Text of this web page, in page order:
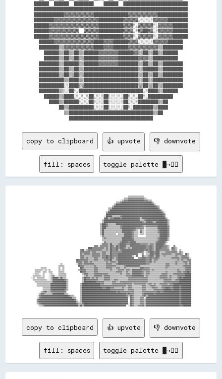
██████  ██████  ████████    ██████  ██████████████████████████
██████████████████████████████████████████████████████████████
████████████▓▓▓▓▓▓▓▓▓▓▓▓██████████████▓▓▓▓▓▓▓▓▓▓▓▓████████████
████████▓▓▓▓▓▓▓▓▓▓▓▓▓▓▓▓▓▓██████████▓▓▓▓▓▓░░░░░░▓▓▓▓▓▓████████
██████▓▓▓▓▓▓▓▓▓▓▓▓▓▓▓▓▓▓▓▓██████████▓▓▓▓░░▓▓▓▓▓▓░░▓▓▓▓▓▓██████
██████▓▓▓▓▓▓▓▓▓▓▓▓  ▓▓▓▓▓▓██████████▓▓▓▓░░▓▓██▓▓░░▓▓▓▓▓▓██████
██████▓▓▓▓▓▓▓▓▓▓▓▓▓▓▓▓▓▓▓▓██████████▓▓▓▓░░▓▓▓▓▓▓░░▓▓▓▓▓▓██████
  ██████▓▓▓▓▓▓▓▓▓▓▓▓▓▓▓▓████▓▓▓▓██████▓▓▓▓░░░░░░▓▓▓▓▓▓██████
  ████████▒▒▓▓▓▓▓▓▓▓▓▓▓▓████▓▓▓▓██████▓▓▓▓▓▓▓▓▓▓▓▓▒▒████████
    ██████▒▒██▒▒██▒▒██████▓▓▓▓▓▓▓▓██████▓▓▒▒██▒▒██▒▒██████
    ██████▒▒██▒▒██▒▒██████▓▓▓▓▓▓▓▓████████▓▓▓▓▒▒██████████
  ████████▒▒██████▒▒██████▓▓▓▓▓▓▓▓████████▒▒██▒▒██▒▒████████
  ████████▒▒██▒▒██▒▒██████████████████████▒▒██████▒▒████████
  ████████▒▒██▒▒██▒▒██████████████████████▒▒██▒▒██▒▒████████
  ██████████▒▒████▒▒██████████████████████▒▒██▒▒████████████
  ██████████░░████▒▒██████████████████████▒▒██▒▒██▒▒████████
  ████████▒▒░░██░░██████████████████████████░░████▒▒██████
    ██████▒▒████░░░░░░██░░░░██░░░░░░██░░░░██░░██████████
      ████▒▒██████░░░░██░░░░██░░░░░░██░░░░████████▒▒██
          ██▒▒██████████░░░░██░░░░░░██░░████████▒▒████
            ▒▒██████████████████████████████████▒▒██
copy to clipboard 👍 upvote 👎 downvote
fill: spaces toggle palette ▓→✊🏽
                                                                                              ▒▒▒▒▓▓▓▓▓▓▓▓▓▓▓▓▓▓▓▓▒▒░░
                                                                                          ░░▒▒▓▓▓▓████████████████▓▓▓▓▒▒▒▒
                                                                                      ▒▒▒▒▓▓██████████████████████████████▒▒
                                                                                    ▒▒██████████████████████████████████████▒▒
                                                                                  ▒▒██████████████████████████████████████████▓▓▒▒
                                                                              ▒▒▒▒██████████████████████████████████████████████▓▓
                                                                              ▒▒██████████████████████████████████████████████████▓▓░░
                                                                            ▒▒██████████████████████████████████████████████████████▓▓░░
                                                                            ██████████████████████████████████████████████████████████▓▓
                                                                          ░░██████▒▒▒▒▒▒▒▒▓▓██████████████████████████████████████████▓▓
                                                                          ▓▓██▒▒▓▓▓▓██████▓▓██████████████████▒▒████████████████████████▒▒
                                                                        ▒▒████████████████████████████████████▒▒▒▒▓▓██████████████████████▒▒
                                                                        ▒▒██████████████████████████████████████▓▓▒▒██████▓▓▒▒████████████▒▒
                                                                      ▒▒████▓▓▒▒▒▒▒▒▒▒████████████████████████████████████████████████████▒▒
                                                                      ▒▒████▓▓▒▒▒▒▒▒▒▒▒▒▒▒▓▓████████████████████▓▓▒▒▓▓▓▓▓▓▓▓▓▓▓▓██████████▓▓
                                                                      ▒▒████▒▒▒▒▒▒▒▒▒▒▒▒▒▒▓▓██████████████▓▓▓▓▓▓▓▓░░▒▒▒▒▒▒▒▒▒▒▒▒██████████▓▓
                                                                      ▒▒██▒▒▒▒▒▒▒▒▒▒▒▒▒▒▒▒▒▒████████████▓▓▒▒░░▓▓▒▒░░▒▒▒▒▒▒▒▒▒▒▒▒▓▓████████▓▓
                                                                      ▒▒██▒▒▒▒▒▒▒▒▒▒▒▒▒▒▒▒▒▒██████████▓▓▒▒▒▒░░██▒▒░░▒▒▒▒▒▒▒▒▒▒▒▒▓▓████████▓▓
                                                                      ▒▒██▒▒▒▒▒▒▒▒▒▒▒▒  ▒▒▒▒▒▒████████▓▓▒▒▒▒░░▒▒▒▒░░▒▒▒▒▒▒▒▒▒▒▒▒▒▒████████▓▓
                                                                      ░░▓▓▒▒▒▒▒▒▒▒▒▒▒▒▒▒▒▒▒▒▒▒████████▓▓▒▒▒▒        ▒▒▒▒▒▒▒▒▒▒▒▒▒▒████████▓▓
                                                                        ▒▒▓▓▒▒▒▒▒▒▒▒▒▒▒▒▒▒▒▒██████████▓▓▒▒▒▒▒▒▒▒▒▒▒▒▒▒▒▒▒▒▒▒▒▒▒▒▓▓████████▒▒
                                                                        ▒▒▒▒▒▒▒▒▒▒▒▒▒▒▒▒▒▒▒▒████████████▒▒▒▒▒▒▒▒▒▒▒▒▒▒▒▒▒▒▒▒▒▒▒▒▓▓████████▒▒
                                                                        ░░▓▓▒▒▒▒▒▒▒▒▒▒▒▒▒▒▓▓██████▓▓██████▒▒▒▒▒▒▒▒▒▒▒▒▒▒▒▒▒▒▒▒▓▓████████▒▒
                                                                      ░░▓▓▓▓▓▓▒▒██▒▒▒▒▒▒▓▓██████▓▓▓▓██████████▓▓▓▓▓▓▓▓▒▒▓▓▓▓▒▒████████▓▓░░
                                                                ▓▓▓▓░░▓▓▓▓▓▓▓▓▒▒██▓▓▒▒██▓▓██████▒▒▒▒████████████████▓▓▓▓██▓▓▒▒████████▓▓▓▓▒▒    ▓▓
                                                          ████▓▓▓▓▓▓▓▓▓▓▓▓▒▒▓▓▒▒██▓▓▓▓██▓▓████▓▓▒▒▓▓▒▒██████████████▓▓▓▓██▓▓▒▒██████▓▓▓▓▓▓▒▒  ██▓▓▒▒
                                                  ▓▓██░░▒▒▓▓▓▓▓▓▓▓▓▓▓▓▓▓▒▒▒▒▓▓▒▒██▓▓▓▓██▒▒▓▓██████████████████████▓▓██▓▓██▓▓▒▒████▓▓▓▓▓▓▓▓▓▓░░▓▓▓▓▒▒  ▒▒
                                                  ▓▓▓▓▓▓▓▓▓▓▒▒▓▓▓▓▒▒▒▒▒▒▓▓▓▓▒▒▒▒██▓▓▓▓▓▓▓▓▓▓████████████████████▓▓░░▒▒▓▓████▓▓████▒▒▒▒▒▒▓▓▓▓▓▓▓▓▓▓▓▓░░▓▓▒▒
                                                  ▓▓▒▒▓▓▓▓▓▓▒▒▓▓▓▓▓▓▓▓▒▒▓▓▓▓▒▒▒▒██▓▓▓▓▓▓████████████████████░░░░▓▓  ▒▒▒▒████▓▓████▒▒▓▓▓▓▓▓▓▓▓▓▒▒▒▒▓▓▓▓▓▓▒▒  ██▒▒
                                                  ▓▓▓▓▒▒▒▒▒▒▒▒▓▓▓▓▓▓▓▓▒▒▓▓▓▓██▓▓██▓▓▓▓▓▓██████████████▒▒░░██    ██▒▒▒▒▓▓████▒▒████▒▒▒▒▓▓▒▒▒▒▒▒▒▒▒▒▓▓▒▒▒▒▓▓▓▓▓▓▒▒
                                                  ▓▓▓▓▒▒▓▓▒▒▒▒▒▒▓▓▓▓▒▒▒▒▓▓▓▓██▓▓██▓▓▒▒▓▓████████████████    ▓▓▓▓████▓▓▓▓██▓▓▓▓██▓▓▒▒▒▒▒▒▒▒▒▒▒▒▓▓▓▓▓▓▓▓▒▒▓▓▓▓▓▓▓▓░░
                                              ██▓▓▓▓▓▓▓▓▓▓▒▒▒▒▒▒▓▓▓▓▒▒▒▒▒▒▓▓▓▓▓▓██▒▒▒▒▓▓████████████████████████████▓▓▓▓██▒▒▓▓▓▓▒▒▒▒▒▒▒▒▒▒▒▒▒▒▒▒▒▒▒▒▓▓▒▒▓▓▒▒▒▒▓▓▓▓
                                              ▓▓▓▓▓▓▒▒▓▓▓▓▒▒▓▓▒▒▒▒▒▒▒▒▒▒▒▒▒▒▓▓▒▒▓▓▓▓▓▓▒▒████████████████████████████▓▓▓▓██▒▒▓▓▒▒▒▒▒▒▒▒▒▒▒▒▒▒▒▒▒▒▒▒▓▓▒▒▒▒▒▒▓▓▓▓▒▒▓▓
                              ▒▒              ░░▓▓▓▓▒▒▓▓▓▓▓▓▓▓▓▓▒▒▒▒▒▒▒▒▒▒▒▒▓▓▓▓▓▓▒▒▒▒▓▓████████████████████████████▓▓▓▓▒▒▒▒▒▒▒▒▒▒▒▒▒▒▒▒▓▓▓▓▒▒▒▒▒▒▓▓▒▒▒▒▒▒▒▒▓▓▒▒▓▓
                            ▒▒▒▒▒▒              ██▓▓▓▓▒▒▒▒▒▒▒▒▒▒▓▓▒▒▒▒▒▒▒▒▒▒▓▓▓▓▓▓▓▓▓▓▒▒▒▒▒▒▒▒▓▓██████████████▒▒▒▒▒▒▒▒▒▒▒▒▒▒▒▒▒▒▒▒▒▒▒▒▒▒▓▓▓▓▒▒▒▒▒▒▒▒▒▒▒▒▒▒▓▓▓▓▓▓▓▓
          ▒▒▒▒▒▒            ▒▒  ▒▒                ██▓▓▒▒▒▒▒▒▒▒▒▒▓▓▓▓▒▒▒▒▒▒▒▒▓▓▓▓▓▓▒▒▒▒▓▓▓▓▒▒▒▒▓▓▒▒▒▒▒▒▒▒▒▒▒▒▒▒████▓▓▓▓▓▓▒▒▒▒▒▒▒▒▒▒▒▒▒▒▒▒▓▓▒▒▒▒▒▒▒▒▒▒▒▒▒▒▒▒▒▒▓▓▓▓▓▓
    ▒▒▒▒▒▒▒▒░░▒▒░░▒▒        ▒▒░░▒▒              ▒▒▓▓▓▓▓▓▒▒▒▒▒▒▒▒▓▓▓▓▒▒▒▒▒▒▒▒▒▒▒▒▓▓▒▒▒▒▒▒▓▓▓▓▓▓▒▒▓▓▓▓▒▒██████████▓▓▓▓▓▓▓▓▒▒▓▓▒▒▒▒▒▒▒▒▒▒▒▒▒▒▒▒▒▒▒▒▒▒▒▒▓▓▒▒▒▒▒▒▓▓▓▓▓▓
    ▒▒▒▒▒▒  ▒▒▒▒  ▒▒▒▒      ▒▒▒▒▒▒                ██▓▓▓▓▒▒▒▒▒▒▒▒▓▓▓▓▒▒▒▒▒▒▒▒▒▒▒▒▒▒▒▒▒▒▓▓▓▓▓▓▒▒▒▒▓▓▒▒▒▒██████████▓▓▒▒▓▓▓▓▒▒▒▒▒▒▒▒▒▒▒▒▒▒▒▒▓▓▒▒▒▒▒▒▒▒▒▒▓▓▓▓▒▒▓▓▓▓██▓▓
  ░░▒▒▒▒░░  ▒▒    ░░▒▒░░    ▒▒▒▒▒▒▒▒                ▒▒▓▓▓▓▒▒▒▒▒▒▓▓▓▓▓▓▓▓▓▓▓▓▓▓▒▒▒▒▒▒▒▒▒▒▒▒▓▓▒▒▒▒▓▓▓▓▒▒██████████▓▓▒▒▓▓▓▓▒▒▒▒▒▒▒▒▒▒▒▒▓▓▓▓▓▓▒▒▒▒▒▒▓▓▓▓▓▓▓▓▓▓▓▓██████
  ▒▒▒▒▒▒▒▒░░▒▒    ░░▒▒▓▓░░░░▒▒▒▒▒▒▒▒                ░░▒▒▓▓▒▒▒▒▒▒▓▓▓▓▓▓▓▓▒▒▓▓▓▓▓▓▒▒▒▒▒▒▒▒▒▒▒▒▒▒▒▒▓▓▓▓▓▓████████████▒▒▓▓▒▒▒▒▒▒▒▒▒▒▒▒▓▓▓▓▓▓▓▓▒▒▓▓▒▒▒▒▒▒▓▓▓▓▓▓▓▓██████
░░▒▒  ▒▒▒▒▒▒▒▒    ░░▒▒██████▒▒██▒▒▒▒                ▒▒██▓▓▓▓▒▒▓▓▒▒▓▓▒▒▒▒▒▒▓▓▓▓▓▓▒▒▒▒▒▒▒▒▒▒▒▒▒▒▒▒▒▒▓▓▓▓▓▓▓▓▓▓▓▓▓▓▓▓▓▓▓▓▒▒▒▒▒▒▒▒▒▒▒▒▓▓▓▓▓▓▓▓▒▒▓▓▒▒▒▒▒▒▓▓██▓▓████████
  ▒▒▒▒▒▒▒▒▒▒▒▒▒▒░░░░▒▒████████████▓▓▒▒              ▒▒██▓▓▓▓▓▓▓▓▓▓▓▓▒▒▒▒▒▒▓▓▓▓▓▓▒▒▒▒▓▓▓▓▒▒▒▒▒▒▒▒▒▒▓▓▓▓▓▓▓▓▓▓▓▓▓▓▓▓▓▓▓▓▒▒▒▒▒▒▒▒▒▒▒▒▒▒▒▒▓▓▓▓▓▓▓▓▒▒▒▒▓▓▓▓████████████
    ▒▒▒▒▒▒▒▒▒▒▒▒▒▒▒▒▒▒██████████████▒▒              ▒▒████████████▓▓▓▓▓▓▓▓▒▒▒▒▒▒▒▒▓▓▓▓▒▒▒▒▓▓▓▓▓▓▓▓▓▓▓▓▓▓▓▓▓▓▓▓▓▓▓▓▓▓▓▓▒▒▒▒▒▒▒▒▒▒▒▒▒▒▒▒▓▓▓▓▓▓▓▓▓▓▓▓▓▓▓▓████████████
      ▒▒▒▒▒▒▒▒▒▒▒▒▒▒████████████████▒▒            ▒▒██████████████████▓▓▓▓▒▒▒▒▒▒▒▒▓▓▓▓▓▓▓▓▓▓▓▓▓▓▓▓▓▓▓▓▒▒▓▓▓▓▓▓▓▓▓▓▓▓▒▒▓▓▓▓▒▒▓▓▒▒▒▒▓▓▓▓▓▓▓▓▒▒▓▓▓▓██████████████████
      ▒▒▒▒▒▒▒▒▒▒▒▒▒▒████████████████▒▒            ▒▒██████████████████▓▓▓▓▓▓▓▓▓▓▓▓▓▓▓▓▓▓▓▓▓▓▓▓▓▓▒▒▓▓▓▓▒▒▒▒▒▒▒▒▒▒▓▓▓▓▒▒▒▒▓▓▓▓▓▓▒▒▒▒▒▒▓▓▓▓▓▓▓▓▓▓▓▓██████▓▓██████████
            ▒▒▒▒▒▒▒▒████████████████▒▒            ▒▒████████████████████▓▓▓▓████▓▓▓▓▒▒▒▒▒▒▒▒▓▓▒▒▒▒▓▓▓▓▒▒▒▒▒▒▒▒▒▒▓▓▓▓▒▒▒▒▒▒▓▓▓▓▓▓▒▒▒▒▓▓▓▓████▓▓▓▓██████▓▓██████████
            ▒▒▒▒▒▒▒▒██████████████▓▓▒▒            ▒▒████████████████████████████▓▓▓▓▓▓▓▓▓▓▓▓▓▓▒▒▒▒▓▓▓▓▓▓▒▒▒▒▒▒▒▒▓▓▓▓▒▒▒▒▒▒▒▒▓▓▓▓▓▓▓▓▓▓████████▓▓██████▓▓██████████
          ▒▒▓▓██▒▒▒▒▓▓▓▓▓▓▓▓▓▓▓▓▓▓▓▓              ▒▒██████████████████████████████████▓▓██▓▓▓▓▓▓▓▓▓▓▓▓▓▓▒▒▒▒▒▒▒▒▓▓▓▓▓▓▓▓▓▓▓▓▓▓▓▓██▓▓▓▓████████████████▓▓██████████
        ▒▒██▓▓▒▒▒▒▒▒▒▒████████████▒▒▒▒            ▒▒████████████████████████████████████████████▓▓██▓▓▓▓▒▒▒▒▒▒▒▒▓▓██████████▓▓████████████████████████▓▓██████████
      ░░▓▓████████████████████████████▓▓▒▒▒▒      ▒▒████████████████████████████████████████████▓▓▒▒██▓▓▒▒▒▒▒▒▒▒▓▓██▒▒████████████████████████████████▓▓██████████
      ░░▓▓████████████████████████████████▒▒▒▒    ▒▒██████████████████████████████████████████████░░██▓▓▒▒▒▒▒▒▓▓▓▓░░██████████████████████████████████▓▓██████████
      ▓▓████████████████████████████████████▓▓░░  ▒▒██████████████████████████████████████████████  ██▓▓▒▒▒▒▒▒▓▓▓▓▒▒██████████████████████████████████▓▓██████████
      ▓▓██████████████████████████████████████▒▒░░▒▒██████████████████████████████████████████████  ██▓▓▒▒▒▒▒▒▓▓▓▓▒▒██████████████████████████████████▓▓██████████
      ▒▒▓▓████████████████████████████████████▓▓▒▒▒▒▓▓████████████████████████████████████████████░░██▓▓▒▒▒▒▒▒▓▓▓▓▒▒██████████████████████████████████▓▓██████████
copy to clipboard 👍 upvote 👎 downvote
fill: spaces toggle palette ▓→✊🏽